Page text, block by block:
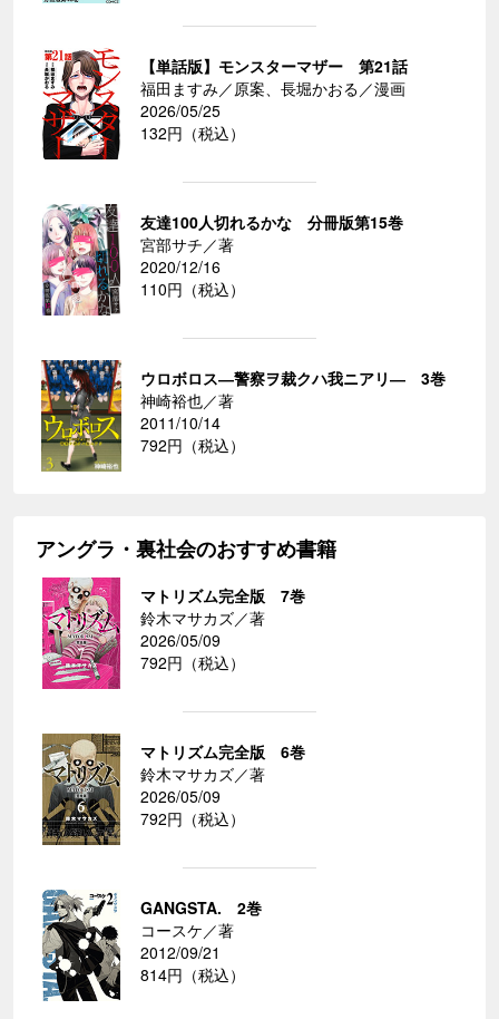
【単話版】モンスターマザー 第21話
福田ますみ／原案、長堀かおる／漫画
2026/05/25
132円（税込）
友達100人切れるかな 分冊版第15巻
宮部サチ／著
2020/12/16
110円（税込）
ウロボロス―警察ヲ裁クハ我ニアリ― 3巻
神崎裕也／著
2011/10/14
792円（税込）
アングラ・裏社会のおすすめ書籍
マトリズム完全版 7巻
鈴木マサカズ／著
2026/05/09
792円（税込）
マトリズム完全版 6巻
鈴木マサカズ／著
2026/05/09
792円（税込）
GANGSTA. 2巻
コースケ／著
2012/09/21
814円（税込）